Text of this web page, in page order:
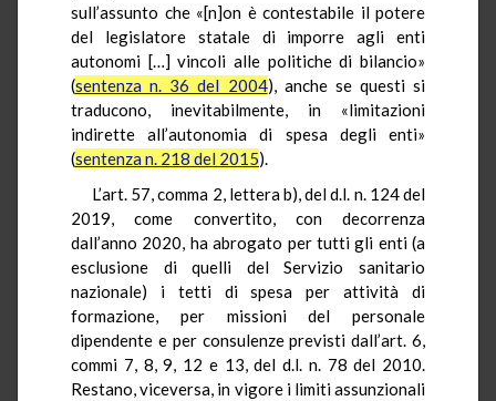
sull’assunto che «[n]on è contestabile il potere
del legislatore statale di imporre agli enti
autonomi […] vincoli alle politiche di bilancio»
(sentenza n. 36 del 2004), anche se questi si
traducono, inevitabilmente, in «limitazioni
indirette all’autonomia di spesa degli enti»
(sentenza n. 218 del 2015).
L’art. 57, comma 2, lettera b), del d.l. n. 124 del
2019, come convertito, con decorrenza
dall’anno 2020, ha abrogato per tutti gli enti (a
esclusione di quelli del Servizio sanitario
nazionale) i tetti di spesa per attività di
formazione, per missioni del personale
dipendente e per consulenze previsti dall’art. 6,
commi 7, 8, 9, 12 e 13, del d.l. n. 78 del 2010.
Restano, viceversa, in vigore i limiti assunzionali